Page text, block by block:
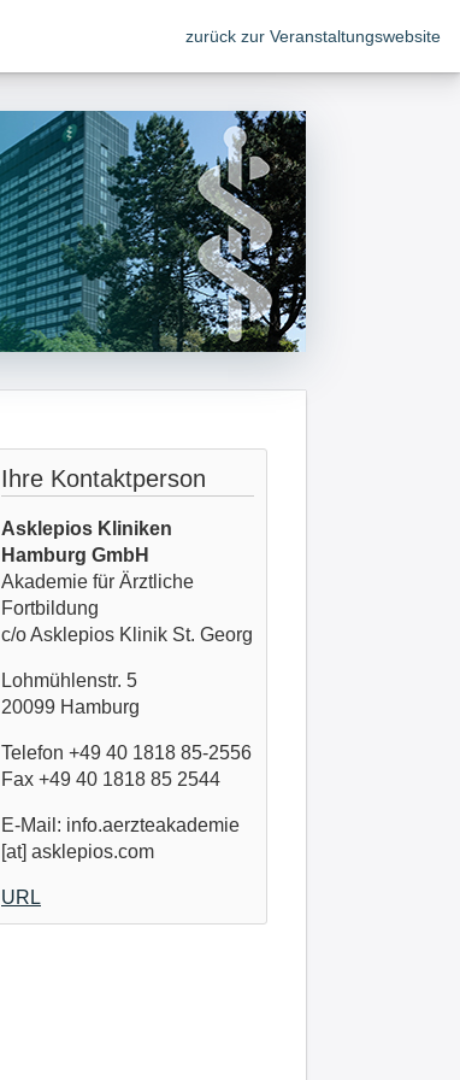
zurück zur Veranstaltungswebsite
Ihre Kontaktperson
Asklepios Kliniken
Hamburg GmbH
Akademie für Ärztliche
Fortbildung
c/o Asklepios Klinik St. Georg
Lohmühlenstr. 5
20099 Hamburg
Telefon +49 40 1818 85-2556
Fax +49 40 1818 85 2544
E-Mail: info.aerzteakademie
[at] asklepios.com
URL